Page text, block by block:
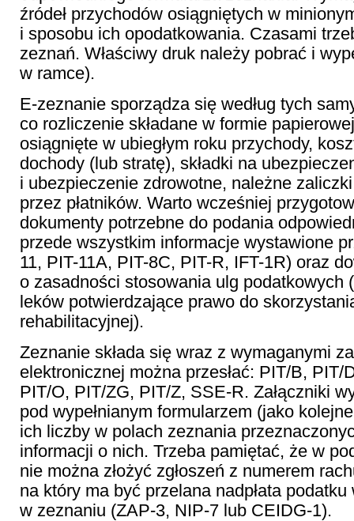
źródeł przychodów osiągniętych w
i sposobu ich opodatkowania. Czasami
zeznań. Właściwy druk należy pobrać i
w ramce).
E-zeznanie sporządza się według tych
co rozliczenie składane w formie
osiągnięte w ubiegłym roku przychody,
dochody (lub stratę), składki na
i ubezpieczenie zdrowotne, należne
przez płatników. Warto wcześniej
dokumenty potrzebne do podania
przede wszystkim informacje wystawione
11, PIT-11A, PIT-8C, PIT-R, IFT-1R) oraz
o zasadności stosowania ulg podatkowych
leków potwierdzające prawo do
rehabilitacyjnej).
Zeznanie składa się wraz z wymaganymi
elektronicznej można przesłać: PIT/B, PIT/
PIT/O, PIT/ZG, PIT/Z, SSE-R. Załączniki
pod wypełnianym formularzem (jako
ich liczby w polach zeznania
informacji o nich. Trzeba pamiętać, że w
nie można złożyć zgłoszeń z numerem
na który ma być przelana nadpłata podatku
w zeznaniu (ZAP-3, NIP-7 lub CEIDG-1).